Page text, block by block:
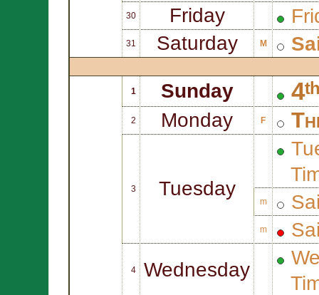
30 Friday
31 Saturday M
1 Sunday
2 Monday F
3 Tuesday
m
m
4 Wednesday